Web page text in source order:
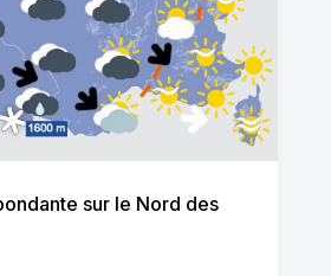
sur le Nord des